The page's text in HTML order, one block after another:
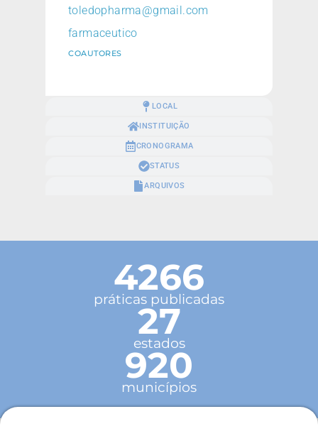
LOCAL
INSTITUIÇÃO
CRONOGRAMA
STATUS
ARQUIVOS
toledopharma@gmail.com
farmaceutico
COAUTORES
4266
práticas publicadas
27
estados
920
municípios